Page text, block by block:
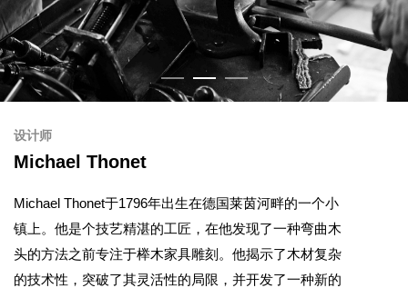
设计师
Michael Thonet
Michael Thonet于1796年出生在德国莱茵河畔的一个小
镇上。他是个技艺精湛的工匠，在他发现了一种弯曲木
头的方法之前专注于榉木家具雕刻。他揭示了木材复杂
的技术性，突破了其灵活性的局限，并开发了一种新的